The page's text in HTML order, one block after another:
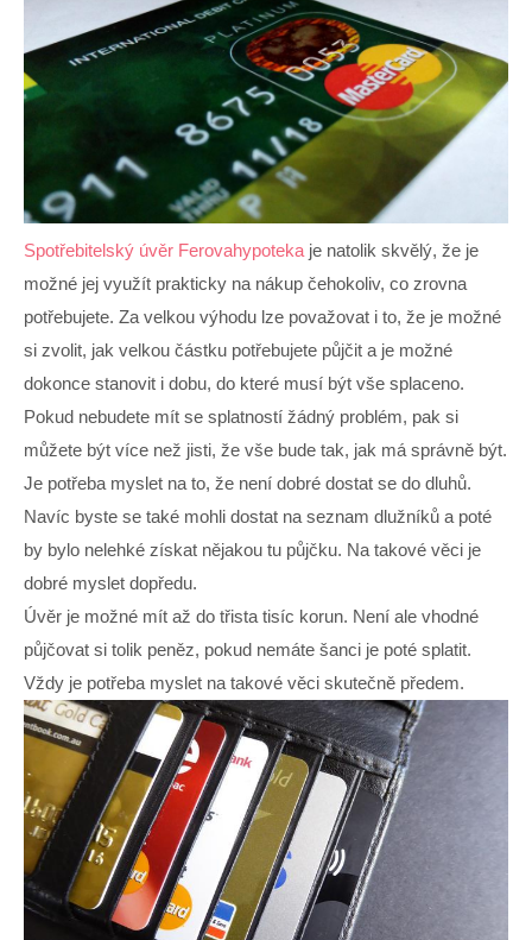
Spotřebitelský úvěr Ferovahypoteka je natolik skvělý, že je
možné jej využít prakticky na nákup čehokoliv, co zrovna
potřebujete. Za velkou výhodu lze považovat i to, že je možné
si zvolit, jak velkou částku potřebujete půjčit a je možné
dokonce stanovit i dobu, do které musí být vše splaceno.
Pokud nebudete mít se splatností žádný problém, pak si
můžete být více než jisti, že vše bude tak, jak má správně být.
Je potřeba myslet na to, že není dobré dostat se do dluhů.
Navíc byste se také mohli dostat na seznam dlužníků a poté
by bylo nelehké získat nějakou tu půjčku. Na takové věci je
dobré myslet dopředu.
Úvěr je možné mít až do třista tisíc korun. Není ale vhodné
půjčovat si tolik peněz, pokud nemáte šanci je poté splatit.
Vždy je potřeba myslet na takové věci skutečně předem.